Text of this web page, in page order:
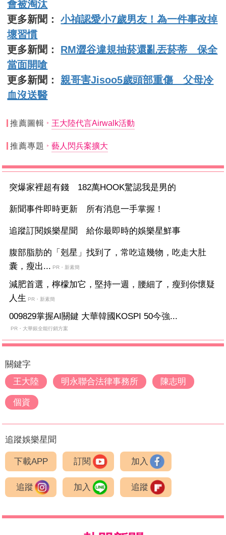
會被淘汰
更多新聞：小禎認愛小7歲男友！為一件事改掉
壞習慣
更多新聞： RM澀谷違規抽菸還亂丟菸蒂 保全
當面開嗆
更多新聞：親哥害Jisoo5歲頭部重傷 父母冷
血沒送醫
推薦圖輯 王大陸代言Airwalk活動
推薦專題 藝人閃兵案擴大
突爆家裡超有錢 182萬HOOK驚認我是男的
新聞事件即時更新 所有消息一手掌握！
追蹤訂閱娛樂星聞 給你最即時的娛樂星鮮事
腹部脂肪的「剋星」找到了，常吃這幾物，吃走大肚
囊，瘦出... PR・新素簡
減肥首選，檸檬加它，堅持一週，腰細了，瘦到你懷疑
人生 PR・新素簡
009829掌握AI關鍵 大華韓國KOSPI 50今強...
PR・大華銀全能行銷方案
關鍵字
王大陸
明永聯合法律事務所 陳志明
個資
追蹤娛樂星聞
下載APP 訂閱 加入
追蹤 加入 追蹤